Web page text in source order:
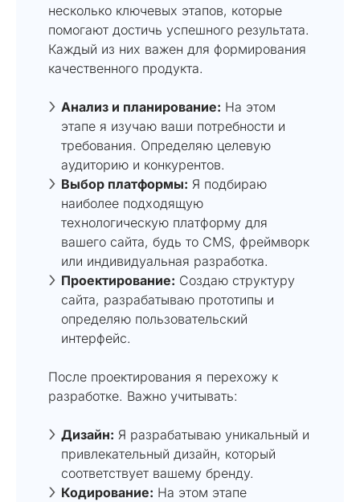
несколько ключевых этапов, которые
помогают достичь успешного результата.
Каждый из них важен для формирования
качественного продукта.
Анализ и планирование: На этом
этапе я изучаю ваши потребности и
требования. Определяю целевую
аудиторию и конкурентов.
Выбор платформы: Я подбираю
наиболее подходящую
технологическую платформу для
вашего сайта, будь то CMS, фреймворк
или индивидуальная разработка.
Проектирование: Создаю структуру
сайта, разрабатываю прототипы и
определяю пользовательский
интерфейс.
После проектирования я перехожу к
разработке. Важно учитывать:
Дизайн: Я разрабатываю уникальный и
привлекательный дизайн, который
соответствует вашему бренду.
Кодирование: На этом этапе